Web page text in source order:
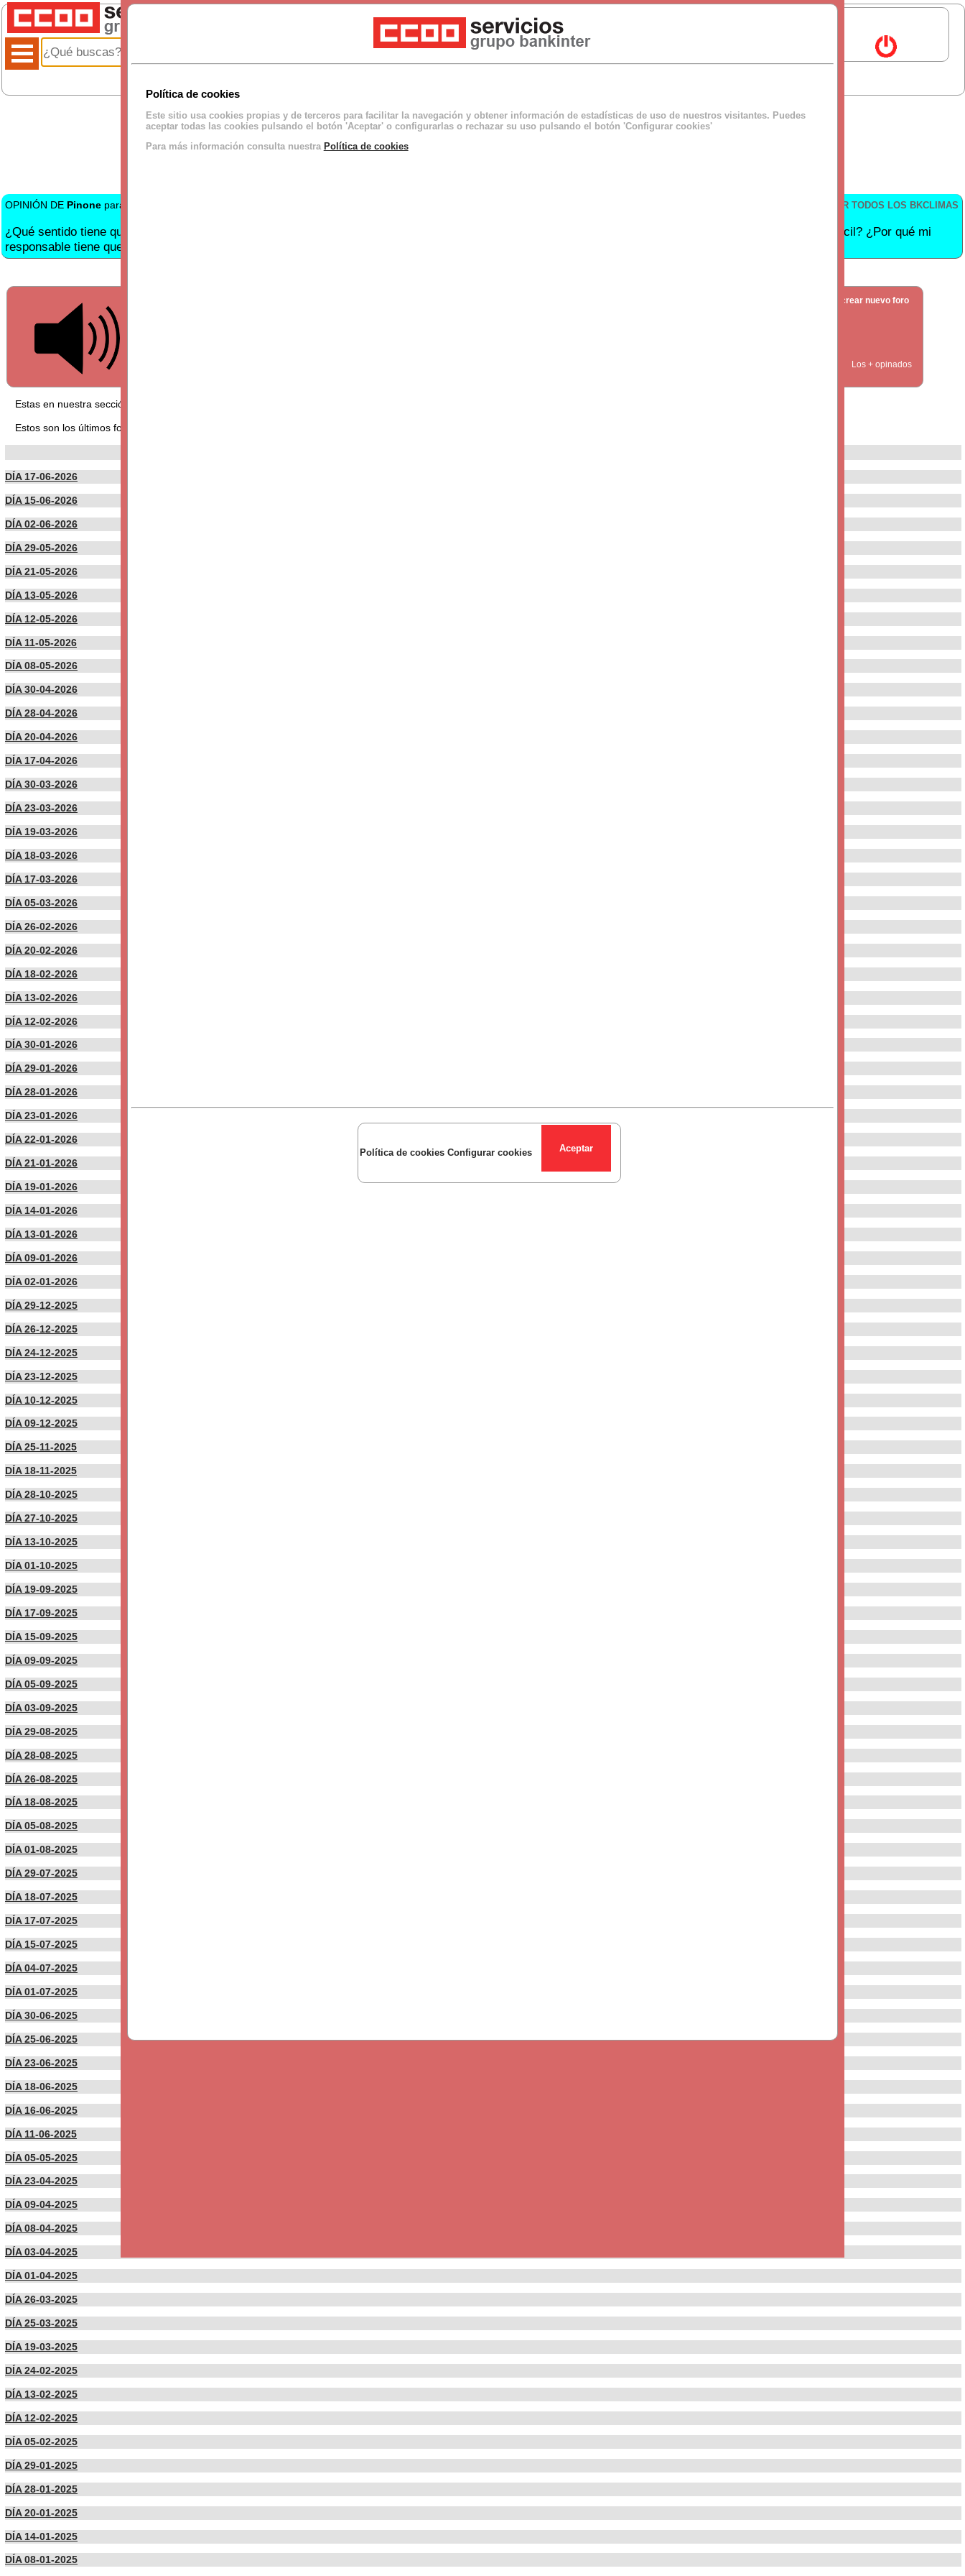
Política de cookies
Este sitio usa cookies propias y de terceros para facilitar la navegación y obtener información de estadísticas de uso de nuestros visitantes. Puedes
aceptar todas las cookies pulsando el botón 'Aceptar' o configurarlas o rechazar su uso pulsando el botón 'Configurar cookies'
Para más información consulta nuestra Política de cookies
Política de cookies Configurar cookies
OPINIÓN DE Pinone para BKCLIMA: VER TODOS LOS BKCLIMAS
¿Qué sentido tiene que para solicitar préstamos de empleado tenga que copiar a mi responsable? ¿Y si estoy pidiendo dinero por una situación personal difícil? ¿Por qué mi
responsable tiene que saber si me separo/divorcio, si se me ha roto el coche o si me quiero comprar una estantería de IKEA?
crear nuevo foro
Estas en nuestra sección FORO, puedes leer los foros aquí presentados o publicar uno
Estos son los últimos foros publicados por nuestros usuarios:
DÍA 17-06-2026
DÍA 15-06-2026
DÍA 02-06-2026
DÍA 29-05-2026
DÍA 21-05-2026
DÍA 13-05-2026
DÍA 12-05-2026
DÍA 11-05-2026
DÍA 08-05-2026
DÍA 30-04-2026
DÍA 28-04-2026
DÍA 20-04-2026
DÍA 17-04-2026
DÍA 30-03-2026
DÍA 23-03-2026
DÍA 19-03-2026
DÍA 18-03-2026
DÍA 17-03-2026
DÍA 05-03-2026
DÍA 26-02-2026
DÍA 20-02-2026
DÍA 18-02-2026
DÍA 13-02-2026
DÍA 12-02-2026
DÍA 30-01-2026
DÍA 29-01-2026
DÍA 28-01-2026
DÍA 23-01-2026
DÍA 22-01-2026
DÍA 21-01-2026
DÍA 19-01-2026
DÍA 14-01-2026
DÍA 13-01-2026
DÍA 09-01-2026
DÍA 02-01-2026
DÍA 29-12-2025
DÍA 26-12-2025
DÍA 24-12-2025
DÍA 23-12-2025
DÍA 10-12-2025
DÍA 09-12-2025
DÍA 25-11-2025
DÍA 18-11-2025
DÍA 28-10-2025
DÍA 27-10-2025
DÍA 13-10-2025
DÍA 01-10-2025
DÍA 19-09-2025
DÍA 17-09-2025
DÍA 15-09-2025
DÍA 09-09-2025
DÍA 05-09-2025
DÍA 03-09-2025
DÍA 29-08-2025
DÍA 28-08-2025
DÍA 26-08-2025
DÍA 18-08-2025
DÍA 05-08-2025
DÍA 01-08-2025
DÍA 29-07-2025
DÍA 18-07-2025
DÍA 17-07-2025
DÍA 15-07-2025
DÍA 04-07-2025
DÍA 01-07-2025
DÍA 30-06-2025
DÍA 25-06-2025
DÍA 23-06-2025
DÍA 18-06-2025
DÍA 16-06-2025
DÍA 11-06-2025
DÍA 05-05-2025
DÍA 23-04-2025
DÍA 09-04-2025
DÍA 08-04-2025
DÍA 03-04-2025
DÍA 01-04-2025
DÍA 26-03-2025
DÍA 25-03-2025
DÍA 19-03-2025
DÍA 24-02-2025
DÍA 13-02-2025
DÍA 12-02-2025
DÍA 05-02-2025
DÍA 29-01-2025
DÍA 28-01-2025
DÍA 20-01-2025
DÍA 14-01-2025
DÍA 08-01-2025